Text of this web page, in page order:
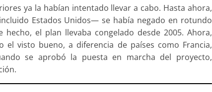
ya la habían intentado llevar a cabo. Hasta ahora,
Estados Unidos— se había negado en rotundo
el plan llevaba congelado desde 2005. Ahora,
el visto bueno, a diferencia de países como Francia,
se aprobó la puesta en marcha del proyecto,